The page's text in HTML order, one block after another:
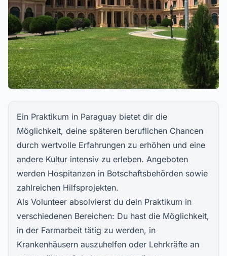
Ein Praktikum in Paraguay bietet dir die
Möglichkeit, deine späteren beruflichen Chancen
durch wertvolle Erfahrungen zu erhöhen und eine
andere Kultur intensiv zu erleben. Angeboten
werden Hospitanzen in Botschaftsbehörden sowie
zahlreichen Hilfsprojekten.
Als Volunteer absolvierst du dein Praktikum in
verschiedenen Bereichen: Du hast die Möglichkeit,
in der Farmarbeit tätig zu werden, in
Krankenhäusern auszuhelfen oder Lehrkräfte an